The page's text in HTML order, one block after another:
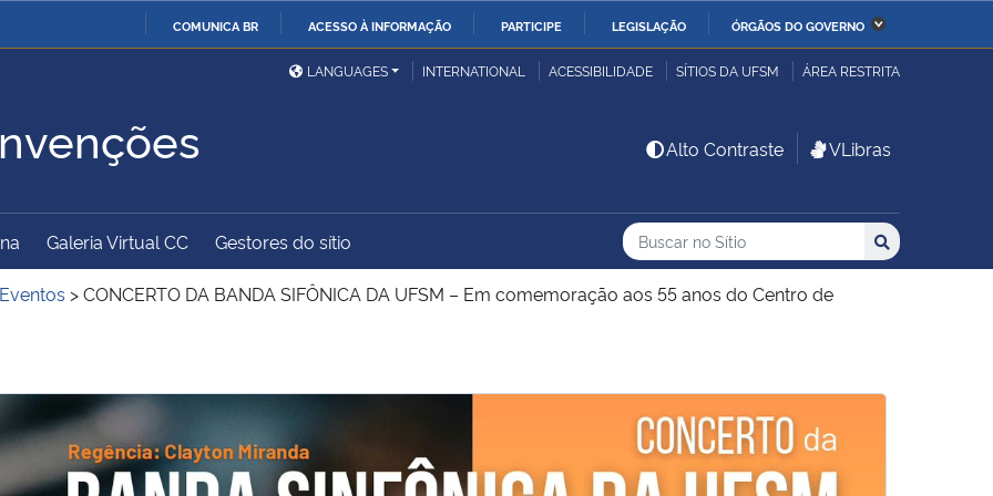
COMUNICA BR ACESSO À INFORMAÇÃO PARTICIPE LEGISLAÇÃO ÓRGÃOS DO GOVERNO
Ministério da Defesa
Ministério das Relações
Exteriores
Ministério da Economia Ministério da Infraestrutura
Ministério da Cidadania
Ministério da Ciência,
Tecnologia, Inovações e
Ministério do
Desenvolvimento Regional
Controladoria-Geral da
União
Família e dos Direitos
LANGUAGES INTERNATIONAL ACESSIBILIDADE SÍTIOS DA UFSM ÁREA RESTRITA
Alto Contraste VLibras
Galeria Virtual CC Gestores do sítio Busca
Buscar no no Sítio
Busca: Buscar
Eventos >CONCERTO DA BANDA SIFÔNICA DA UFSM – Em comemoração aos 55 anos do Centro de